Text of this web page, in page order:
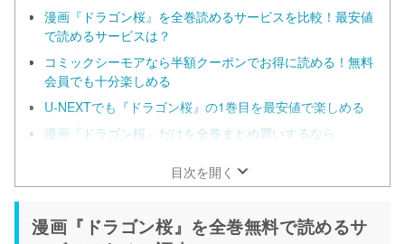
漫画『ドラゴン桜』を全巻読めるサービスを比較！最安値
で読めるサービスは？
コミックシーモアなら半額クーポンでお得に読める！無料
会員でも十分楽しめる
U-NEXTでも『ドラゴン桜』の1巻目を最安値で楽しめる
漫画『ドラゴン桜』だけを全巻まとめ買いするなら
目次を開く
漫画『ドラゴン桜』を全巻無料で読めるサ